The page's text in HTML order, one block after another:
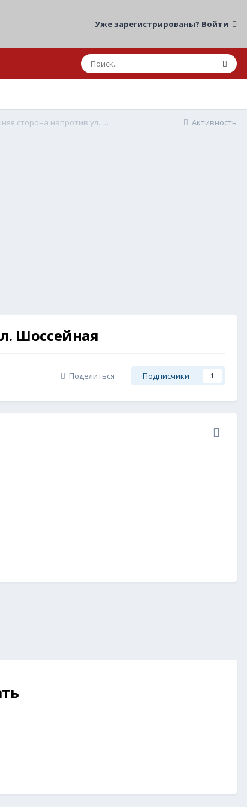
Уже зарегистрированы? Войти
Активность
01.06.2026 08:34 ДТП мот/авто Москва, МСД, внешняя сторона напротив ул. Шоссейная
Шоссейная
Поделиться Подписчики 1